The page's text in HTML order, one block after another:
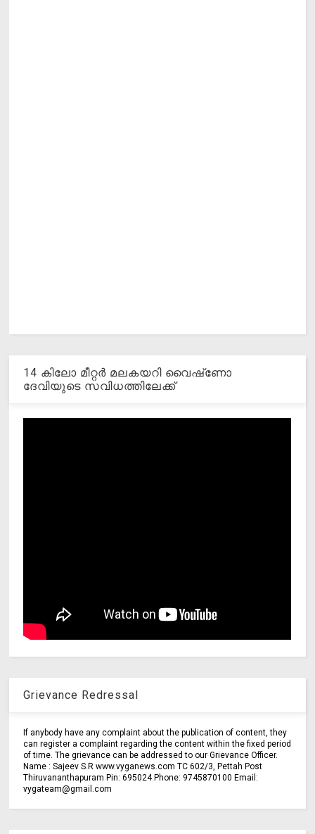
14 കിലോ മീറ്റര്‍ മലകയറി വൈഷ്‌ണോ
ദേവിയുടെ സവിധത്തിലേക്ക്
Grievance Redressal
If anybody have any complaint about the publication of content, they
can register a complaint regarding the content within the fixed period
of time. The grievance can be addressed to our Grievance Officer.
Name : Sajeev S.R www.vyganews.com TC 602/3, Pettah Post
Thiruvananthapuram Pin: 695024 Phone: 9745870100 Email:
vygateam@gmail.com